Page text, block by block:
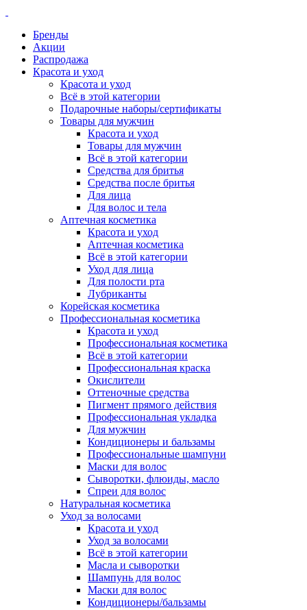
Бренды
Акции
Распродажа
Красота и уход
Красота и уход
Всё в этой категории
Подарочные наборы/сертификаты
Товары для мужчин
Красота и уход
Товары для мужчин
Всё в этой категории
Средства для бритья
Средства после бритья
Для лица
Для волос и тела
Аптечная косметика
Красота и уход
Аптечная косметика
Всё в этой категории
Уход для лица
Для полости рта
Лубриканты
Корейская косметика
Профессиональная косметика
Красота и уход
Профессиональная косметика
Всё в этой категории
Профессиональная краска
Окислители
Оттеночные средства
Пигмент прямого действия
Профессиональная укладка
Для мужчин
Кондиционеры и бальзамы
Профессиональные шампуни
Маски для волос
Сыворотки, флюиды, масло
Спреи для волос
Натуральная косметика
Уход за волосами
Красота и уход
Уход за волосами
Всё в этой категории
Масла и сыворотки
Шампунь для волос
Маски для волос
Кондиционеры/бальзамы